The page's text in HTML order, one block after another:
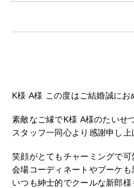
K様 A様 この度はご結婚誠にお
素敵なご縁でK様 A様のたいせ
スタッフ一同心より感謝申し上
笑顔がとてもチャーミングで
会場コーディネートやブーケ
いつも紳士的でクールな新郎様